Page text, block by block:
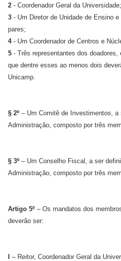
2 - Coordenador Geral da Universidade;
3 - Um Diretor de Unidade de Ensino
pares;
4- Um Coordenador de Centros e
5 - Três representantes dos
que dentre esses ao menos dois
Unicamp.
§ 2º – Um Comitê de Investimentos, a
Administração, composto por três
§ 3º – Um Conselho Fiscal, a ser
Administração, composto por três
Artigo 5º – Os mandatos dos
deverão ser:
– Reitor, Coordenador Geral da